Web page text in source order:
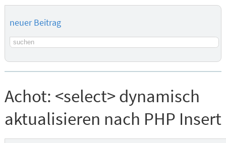
neuer Beitrag
Suchbegriff
Achot: <select> dynamisch
aktualisieren nach PHP Insert